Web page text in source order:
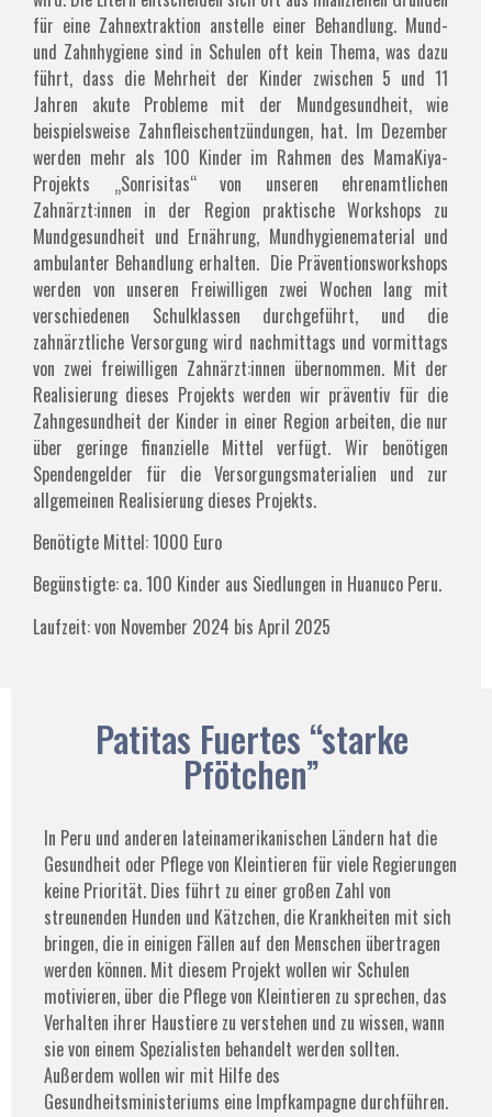
für eine Zahnextraktion anstelle einer Behandlung. Mund-
und Zahnhygiene sind in Schulen oft kein Thema, was dazu
führt, dass die Mehrheit der Kinder zwischen 5 und 11
Jahren akute Probleme mit der Mundgesundheit, wie
beispielsweise Zahnfleischentzündungen, hat. Im Dezember
werden mehr als 100 Kinder im Rahmen des MamaKiya-
Projekts „Sonrisitas“ von unseren ehrenamtlichen
Zahnärzt:innen in der Region praktische Workshops zu
Mundgesundheit und Ernährung, Mundhygienematerial und
ambulanter Behandlung erhalten. Die Präventionsworkshops
werden von unseren Freiwilligen zwei Wochen lang mit
verschiedenen Schulklassen durchgeführt, und die
zahnärztliche Versorgung wird nachmittags und vormittags
von zwei freiwilligen Zahnärzt:innen übernommen. Mit der
Realisierung dieses Projekts werden wir präventiv für die
Zahngesundheit der Kinder in einer Region arbeiten, die nur
über geringe finanzielle Mittel verfügt. Wir benötigen
Spendengelder für die Versorgungsmaterialien und zur
allgemeinen Realisierung dieses Projekts.
Benötigte Mittel: 1000 Euro
Begünstigte: ca. 100 Kinder aus Siedlungen in Huanuco Peru.
Laufzeit: von November 2024 bis April 2025
Patitas Fuertes “starke
Pfötchen”
In Peru und anderen lateinamerikanischen Ländern hat die
Gesundheit oder Pflege von Kleintieren für viele Regierungen
keine Priorität. Dies führt zu einer großen Zahl von
streunenden Hunden und Kätzchen, die Krankheiten mit sich
bringen, die in einigen Fällen auf den Menschen übertragen
werden können. Mit diesem Projekt wollen wir Schulen
motivieren, über die Pflege von Kleintieren zu sprechen, das
Verhalten ihrer Haustiere zu verstehen und zu wissen, wann
sie von einem Spezialisten behandelt werden sollten.
Außerdem wollen wir mit Hilfe des
Gesundheitsministeriums eine Impfkampagne durchführen.